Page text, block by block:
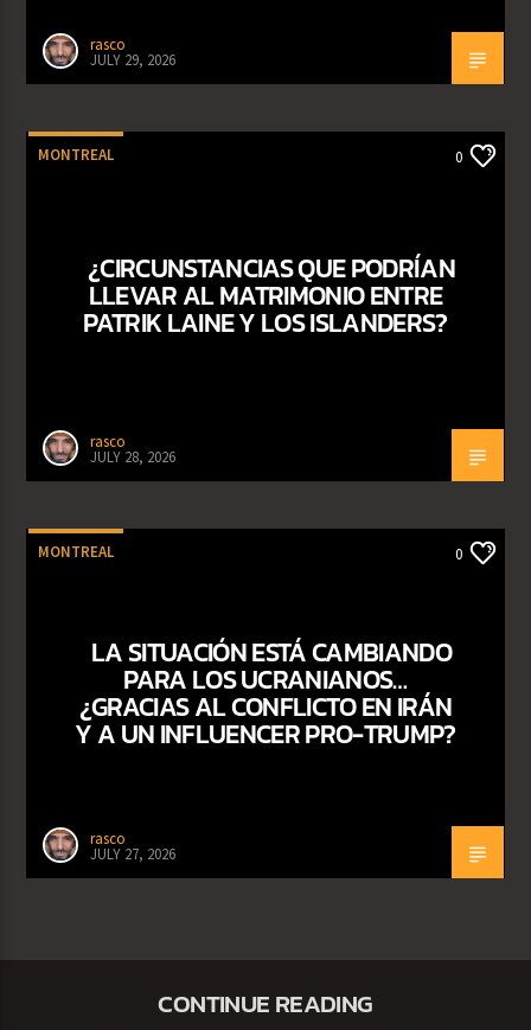
rasco
JULY 29, 2026
MONTREAL 0
¿CIRCUNSTANCIAS QUE PODRÍAN
LLEVAR AL MATRIMONIO ENTRE
PATRIK LAINE Y LOS ISLANDERS?
rasco
JULY 28, 2026
MONTREAL 0
LA SITUACIÓN ESTÁ CAMBIANDO
PARA LOS UCRANIANOS…
¿GRACIAS AL CONFLICTO EN IRÁN
Y A UN INFLUENCER PRO-TRUMP?
rasco
JULY 27, 2026
CONTINUE READING